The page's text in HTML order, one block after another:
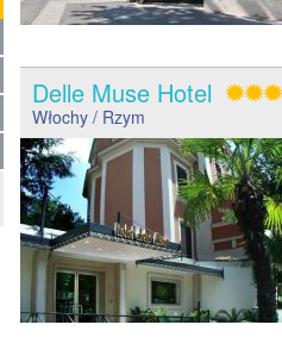
Delle Muse Hotel
Włochy / Rzym